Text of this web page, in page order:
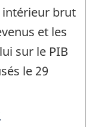
brut
et les
sur le PIB
le 29